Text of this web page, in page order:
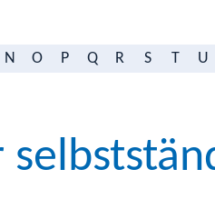
N O P Q R S T U